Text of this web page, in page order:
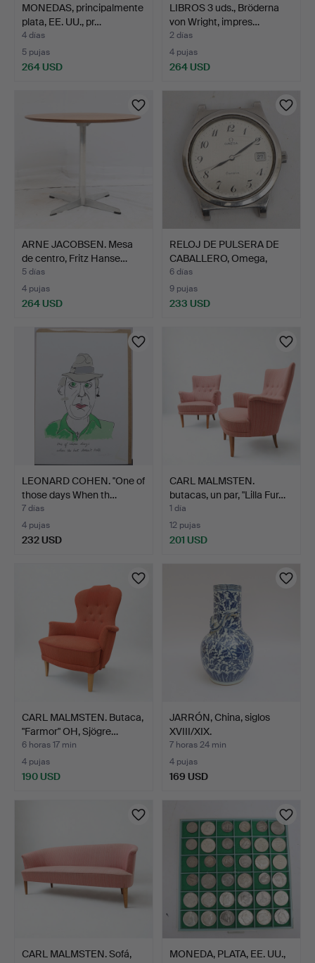
MONEDAS, principalmente
plata, EE. UU., pr…
4 días
5 pujas
264 USD
LIBROS 3 uds., Bröderna
von Wright, impres…
2 días
4 pujas
264 USD
ARNE JACOBSEN. Mesa
de centro, Fritz Hanse…
5 días
4 pujas
264 USD
RELOJ DE PULSERA DE
CABALLERO, Omega,
Gené…
6 días
9 pujas
233 USD
LEONARD COHEN. ''One of
those days When th…
7 días
4 pujas
232 USD
CARL MALMSTEN.
butacas, un par, "Lilla Fur…
1 día
12 pujas
201 USD
CARL MALMSTEN. Butaca,
"Farmor" OH, Sjögre…
6 horas 17 min
4 pujas
190 USD
JARRÓN, China, siglos
XVIII/XIX.
7 horas 24 min
4 pujas
169 USD
CARL MALMSTEN. Sofá,
MONEDA, PLATA, EE. UU.,